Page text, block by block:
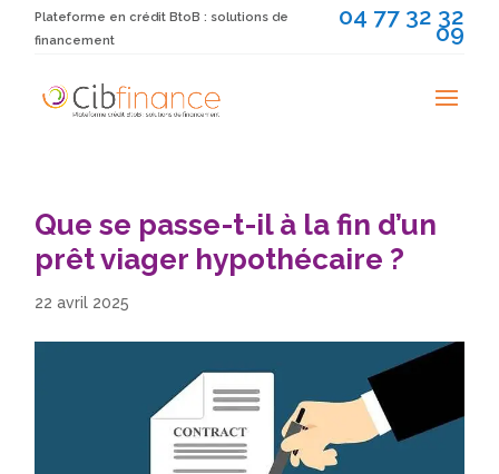
Plateforme en crédit BtoB : solutions de
financement
04 77 32 32
09
Que se passe-t-il à la fin d’un
prêt viager hypothécaire ?
22 avril 2025